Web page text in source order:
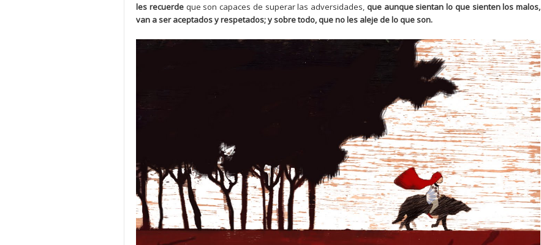
les recuerdeque son capaces de superar las adversidades, que aunque sientan lo que sienten los malos,
van a ser aceptados y respetados; y sobre todo, que no les aleje de lo que son.